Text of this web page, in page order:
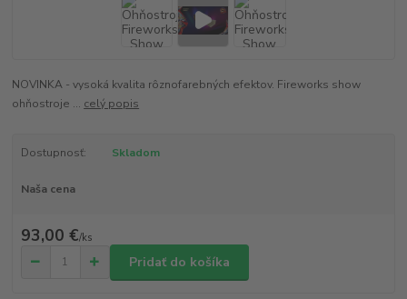
NOVINKA - vysoká kvalita rôznofarebných efektov. Fireworks show
ohňostroje ... celý popis
Dostupnosť: Skladom
Naša cena
93,00 €/ks
Pridať do košíka